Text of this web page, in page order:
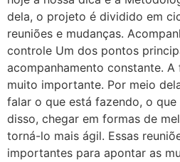
dela, o projeto é dividido em
reuniões e mudanças.
controle Um dos pontos
acompanhamento constante.
muito importante. Por meio
falar o que está fazendo, o
disso, chegar em formas de
torná-lo mais ágil. Essas
importantes para apontar as